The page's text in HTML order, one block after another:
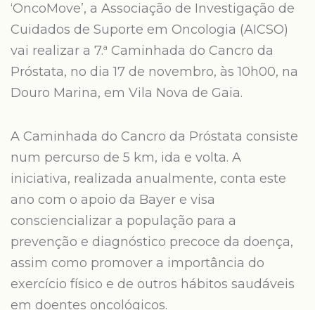
‘OncoMove’, a Associação de Investigação de
Cuidados de Suporte em Oncologia (AICSO)
vai realizar a 7.ª Caminhada do Cancro da
Próstata, no dia 17 de novembro, às 10h00, na
Douro Marina, em Vila Nova de Gaia.
A Caminhada do Cancro da Próstata consiste
num percurso de 5 km, ida e volta. A
iniciativa, realizada anualmente, conta este
ano com o apoio da Bayer e visa
consciencializar a população para a
prevenção e diagnóstico precoce da doença,
assim como promover a importância do
exercício físico e de outros hábitos saudáveis
em doentes oncológicos.